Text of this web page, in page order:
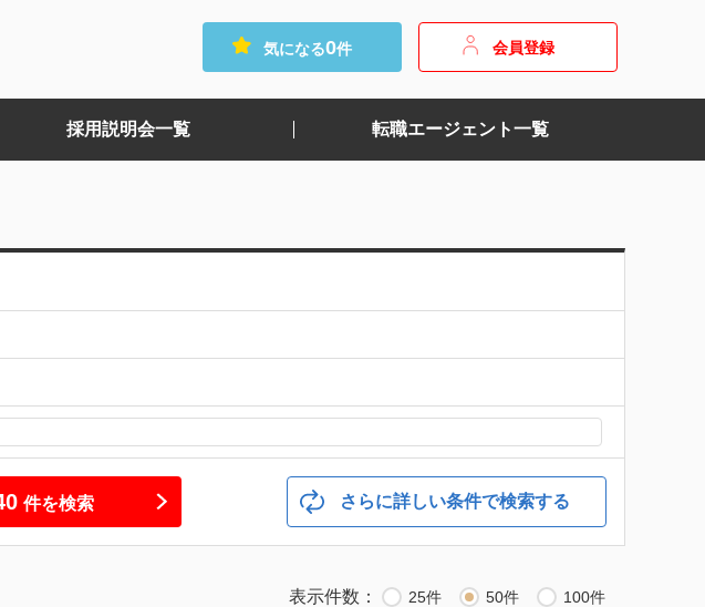
気になる0件 会員登録
採用説明会一覧 転職エージェント一覧
さらに詳しい条件で検索する
件を検索
表示件数： 25件 50件 100件